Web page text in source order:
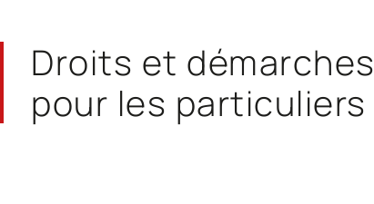
Droits et démarches
pour les particuliers